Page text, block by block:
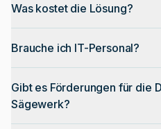
Was kostet die Lösung?
Brauche ich IT-Personal?
Gibt es Förderungen für die
Sägewerk?